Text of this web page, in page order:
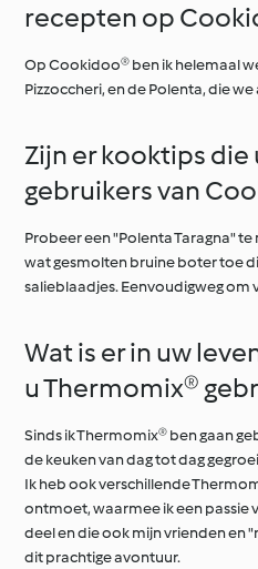
recepten op
Op Cookidoo® ben ik helemaal
Pizzoccheri, en de Polenta, die
Zijn er kooktips
gebruikers van
Probeer een "Polenta Taragna"
wat gesmolten bruine boter toe
salieblaadjes. Eenvoudigweg om
Wat is er in uw
u Thermomix®
Sinds ik Thermomix® ben gaan
de keuken van dag tot dag
Ik heb ook verschillende
ontmoet, waarmee ik een passie
deel en die ook mijn vrienden en
dit prachtige avontuur.